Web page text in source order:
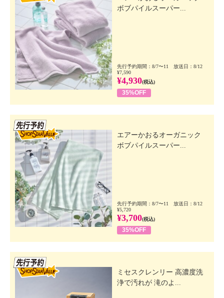
ボブパイルスーパー...
先行予約期間：8/7〜11 放送日：8/12
¥7,590
¥4,930(税込)
35%OFF
エアーかおるオーガニック
ボブパイルスーパー...
先行予約期間：8/7〜11 放送日：8/12
¥5,720
¥3,700(税込)
35%OFF
ミセスクレンリー 高濃度洗
浄で汚れが 滝のよ...